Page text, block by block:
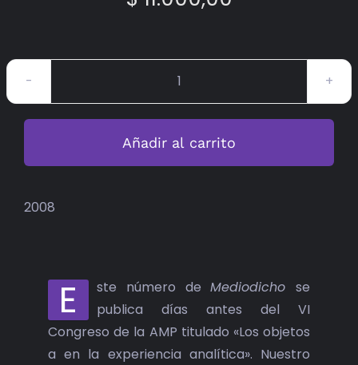
Mediodicho
Digital
Añadir al carrito
2008
E ste número deMediodichose
publica días antes del VI
Congreso de la AMP titulado «Los objetos
a en la experiencia analítica». Nuestro